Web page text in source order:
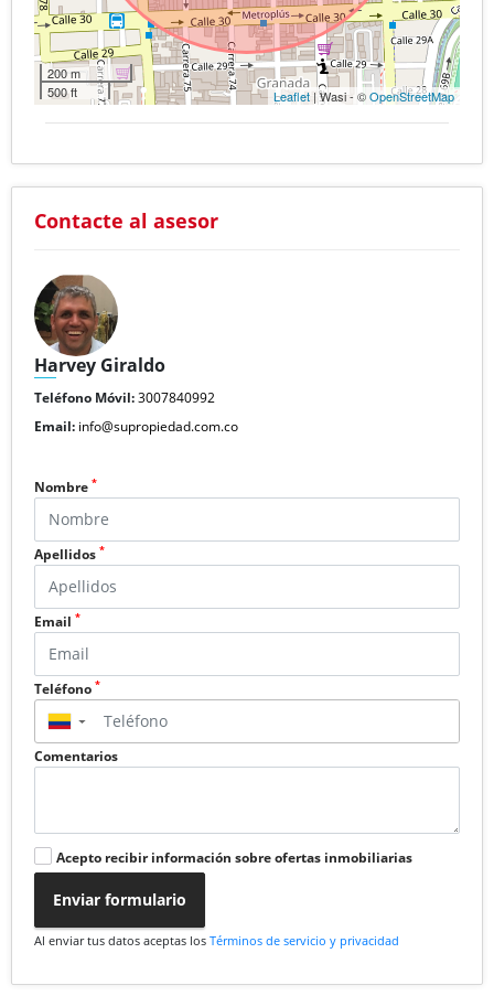
200 m
500 ft
Leaflet | Wasi - ©OpenStreetMap
Contacte al asesor
Harvey Giraldo
Teléfono Móvil:3007840992
Email: info@supropiedad.com.co
Nombre *
Apellidos *
Email *
Teléfono *
▼
Comentarios
Acepto recibir información sobre ofertas inmobiliarias
Enviar formulario
Al enviar tus datos aceptas los Términos de servicio y privacidad